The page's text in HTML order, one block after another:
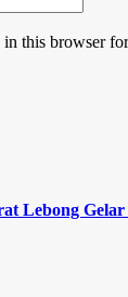
this browser
Lebong